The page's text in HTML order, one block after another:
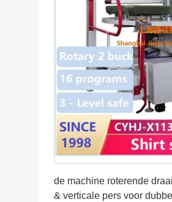
de machine roterende
& verticale pers voor